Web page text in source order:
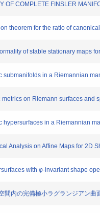
OF COMPLETE FINSLER
theorem for the ratio of
of stable stationary maps
submanifolds in a Riemannian
metrics on Riemann surfaces
hypersurfaces in a Riemannian
Analysis on Affine Maps for 2D
with φ-invariant shape
間内の完備極小ラグランジアン